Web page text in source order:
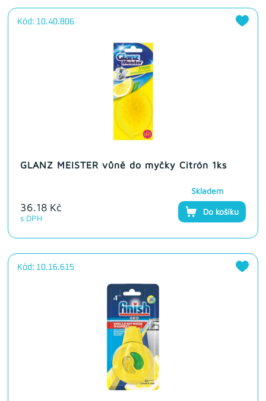
Kód: 10.40.806
GLANZ MEISTER vůně do myčky Citrón 1ks
36.18 Kč
s DPH
Skladem
Do košíku
Kód: 10.16.615